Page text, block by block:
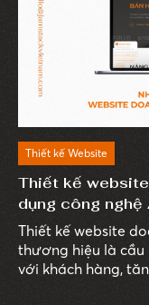
Thiết kế Website
Thiết kế
dụng công nghệ
Thiết kế website
thương hiệu là
với khách hàng,